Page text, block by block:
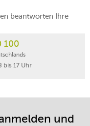
beantworten Ihre
100
bis 17 Uhr
und